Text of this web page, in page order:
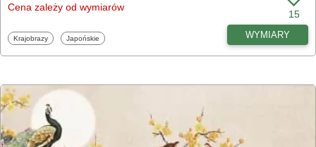
Cena zależy od wymiarów
15
Fototapety
Krajobrazy Fototapety
Japońskie WYMIARY